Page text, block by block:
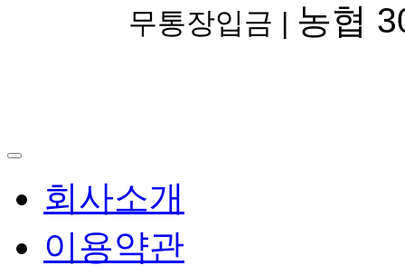
무통장입금 | 농협
회사소개
이용약관